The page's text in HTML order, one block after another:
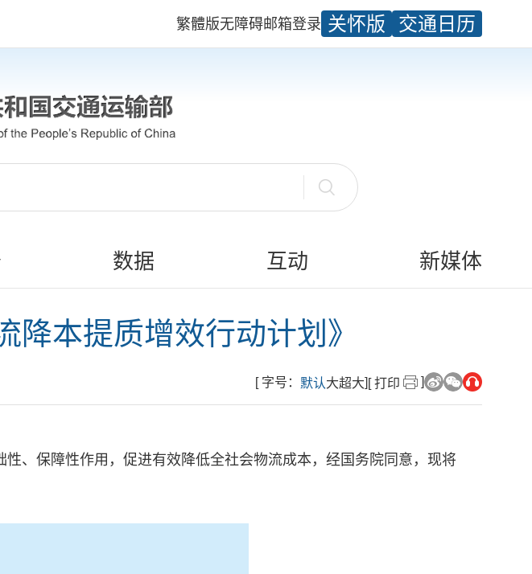
繁體版无障碍邮箱登录 关怀版 交通日历
数据 互动 新媒体
降本提质增效行动计划》
[ 字号： 默认大超大] [ 打印 ]
、保障性作用，促进有效降低全社会物流成本，经国务院同意，现将